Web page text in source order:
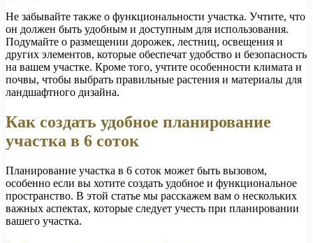
Не забывайте также о функциональности участка. Учтите, что
он должен быть удобным и доступным для использования.
Подумайте о размещении дорожек, лестниц, освещения и
других элементов, которые обеспечат удобство и безопасность
на вашем участке. Кроме того, учтите особенности климата и
почвы, чтобы выбрать правильные растения и материалы для
ландшафтного дизайна.
Как создать удобное планирование
участка в 6 соток
Планирование участка в 6 соток может быть вызовом,
особенно если вы хотите создать удобное и функциональное
пространство. В этой статье мы расскажем вам о нескольких
важных аспектах, которые следует учесть при планировании
вашего участка.